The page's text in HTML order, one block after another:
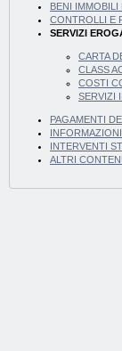
BENI
CONTROLLI E
SERVIZI
CARTA
CLASS
COSTI
SERVIZI
PAGAMENTI
INFORMAZIONI
INTERVENTI
ALTRI